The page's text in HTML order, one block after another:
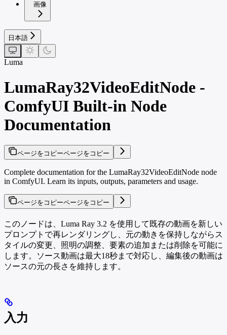
画像
日本語
Luma
LumaRay32VideoEditNode -
ComfyUI Built-in Node
Documentation
ページをコピーページをコピー
Complete documentation for the LumaRay32VideoEditNode node
in ComfyUI. Learn its inputs, outputs, parameters and usage.
ページをコピーページをコピー
このノードは、Luma Ray 3.2 を使用して既存の動画を新しい
プロンプトで再レンダリングし、元の動きを保持しながらス
タイルの変更、照明の調整、要素の追加または削除を可能に
します。ソース動画は最大18秒まで対応し、編集後の動画は
ソースの元の長さを維持します。
入力